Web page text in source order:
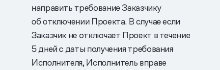
направить требование Заказчику
об отключении Проекта. В случае если
Заказчик не отключает Проект в течение
5 дней с даты получения требования
Исполнителя, Исполнитель вправе